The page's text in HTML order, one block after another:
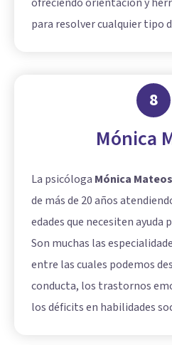
para resolver cualquier tipo
8
Mónica
La psicóloga Mónica Mateos
de más de 20 años
edades que necesiten ayuda
Son muchas las
entre las cuales podemos
conducta, los trastornos
los déficits en habilidades